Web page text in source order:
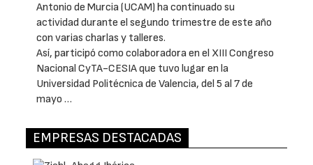
Antonio de Murcia (UCAM) ha continuado su
actividad durante el segundo trimestre de este año
con varias charlas y talleres.
Así, participó como colaboradora en el XIII Congreso
Nacional CyTA-CESIA que tuvo lugar en la
Universidad Politécnica de Valencia, del 5 al 7 de
mayo …
EMPRESAS DESTACADAS